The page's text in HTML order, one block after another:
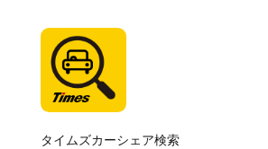
タイムズカーシェア検索